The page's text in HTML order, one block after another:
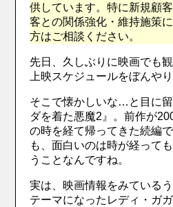
供しています。特に新規顧
客との関係強化・維持施策
方はご相談ください。
先日、久しぶりに映画でも
上映スケジュールをぼんや
そこで懐かしいな…と目に
ダを着た悪魔2』。前作が
の時を経て帰ってきた続編
も、面白いのは時が経って
うことなんですね。
実は、映画情報をみている
テーマになったレディ・ガ